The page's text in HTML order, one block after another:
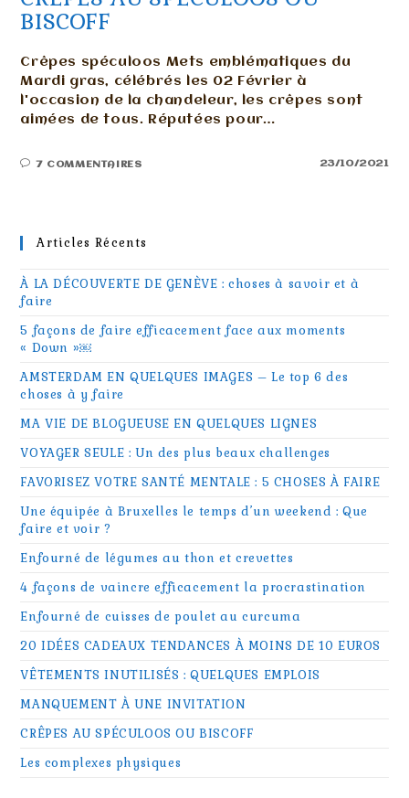
BISCOFF
Crêpes spéculoos Mets emblématiques du
Mardi gras, célébrés les 02 Février à
l'occasion de la chandeleur, les crêpes sont
aimées de tous. Réputées pour…
7 COMMENTAIRES 23/10/2021
Articles Récents
À LA DÉCOUVERTE DE GENÈVE : choses à savoir et à
faire
5 façons de faire efficacement face aux moments
« Down »￼
AMSTERDAM EN QUELQUES IMAGES – Le top 6 des
choses à y faire
MA VIE DE BLOGUEUSE EN QUELQUES LIGNES
VOYAGER SEULE : Un des plus beaux challenges
FAVORISEZ VOTRE SANTÉ MENTALE : 5 CHOSES À FAIRE
Une équipée à Bruxelles le temps d’un weekend : Que
faire et voir ?
Enfourné de légumes au thon et crevettes
4 façons de vaincre efficacement la procrastination
Enfourné de cuisses de poulet au curcuma
20 IDÉES CADEAUX TENDANCES À MOINS DE 10 EUROS
VÊTEMENTS INUTILISÉS : QUELQUES EMPLOIS
MANQUEMENT À UNE INVITATION
CRÊPES AU SPÉCULOOS OU BISCOFF
Les complexes physiques